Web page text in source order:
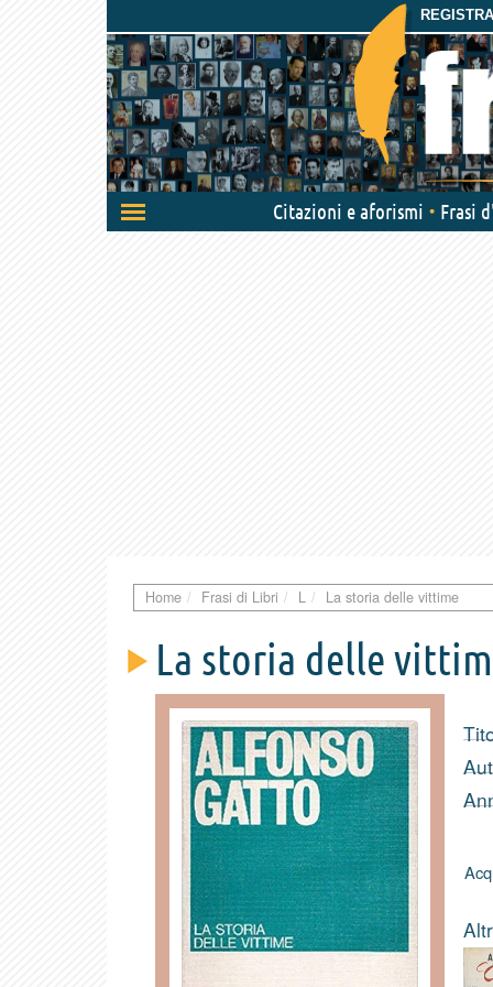
Attiva/disattiva
navigazione
Citazioni e aforismi Frasi
Home Frasi di Libri L La storia delle vittime
La storia delle